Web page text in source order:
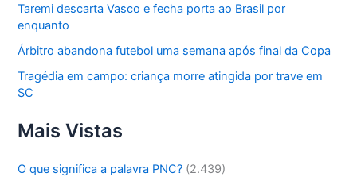
Taremi descarta Vasco e fecha porta ao Brasil por
enquanto
Árbitro abandona futebol uma semana após final da Copa
Tragédia em campo: criança morre atingida por trave em
SC
Mais Vistas
O que significa a palavra PNC? (2.439)